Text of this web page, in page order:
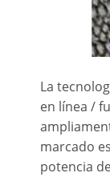
La
en línea /
marcado
potencia